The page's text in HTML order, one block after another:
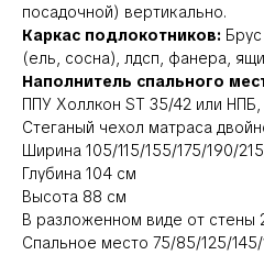
посадочной) вертикально.
Каркас подлокотников:
(ель, сосна), лдсп, фанера,
Наполнитель спального
ППУ Холлкон ST 35/42 или
Стеганый чехол матраса
Ширина 105/115/155/175/190/
Глубина 104 см
Высота 88 см
В разложенном виде от стены
Спальное место 75/85/125/